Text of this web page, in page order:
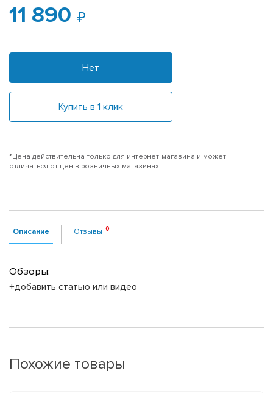
11 890
Нет
Купить в 1 клик
*Цена действительна только для интернет-магазина и может
отличаться от цен в розничных магазинах
Описание Отзывы
Обзоры:
+добавить статью или видео
Похожие товары